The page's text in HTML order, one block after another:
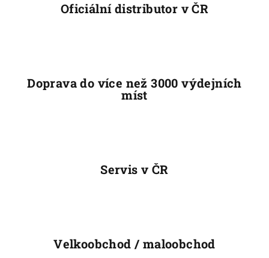
Oficiální distributor v ČR
Doprava do více než 3000 výdejních
míst
Servis v ČR
Velkoobchod / maloobchod